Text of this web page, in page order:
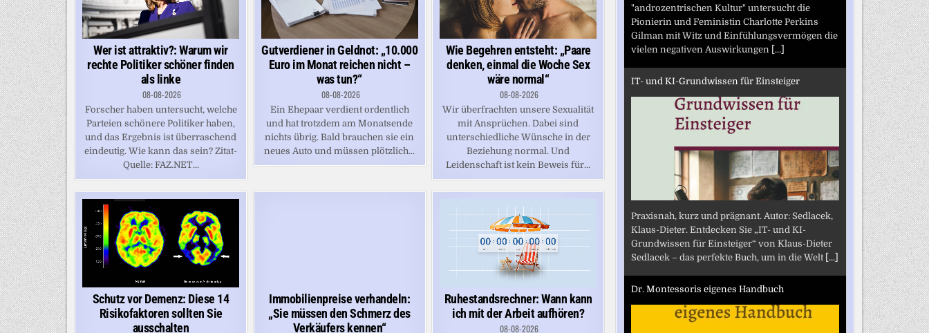
Wer ist attraktiv?: Warum wir
rechte Politiker schöner finden
als linke
08-08-2026
Forscher haben untersucht, welche
Parteien schönere Politiker haben,
und das Ergebnis ist überraschend
eindeutig. Wie kann das sein? Zitat-
Quelle: FAZ.NET...
Gutverdiener in Geldnot: „10.000
Euro im Monat reichen nicht –
was tun?“
08-08-2026
Ein Ehepaar verdient ordentlich
und hat trotzdem am Monatsende
nichts übrig. Bald brauchen sie ein
neues Auto und müssen plötzlich...
Wie Begehren entsteht: „Paare
denken, einmal die Woche Sex
wäre normal“
08-08-2026
Wir überfrachten unsere Sexualität
mit Ansprüchen. Dabei sind
unterschiedliche Wünsche in der
Beziehung normal. Und
Leidenschaft ist kein Beweis für...
Schutz vor Demenz: Diese 14
Risikofaktoren sollten Sie
ausschalten
Immobilienpreise verhandeln:
„Sie müssen den Schmerz des
Verkäufers kennen“
Ruhestandsrechner: Wann kann
ich mit der Arbeit aufhören?
08-08-2026
"androzentrischen Kultur" untersucht die
Pionierin und Feministin Charlotte Perkins
Gilman mit Witz und Einfühlungsvermögen die
vielen negativen Auswirkungen [...]
IT- und KI-Grundwissen für Einsteiger
Praxisnah, kurz und prägnant. Autor: Sedlacek,
Klaus-Dieter. Entdecken Sie „IT- und KI-
Grundwissen für Einsteiger“ von Klaus-Dieter
Sedlacek – das perfekte Buch, um in die Welt [...]
Dr. Montessoris eigenes Handbuch